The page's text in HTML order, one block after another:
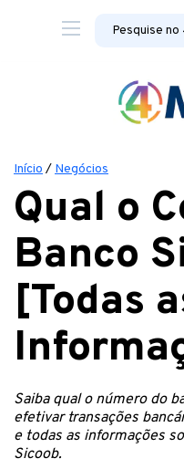
Início / Negócios
Qual o
Banco
[Todas
Saiba qual o número do
efetivar transações
e todas as informações
Sicoob.